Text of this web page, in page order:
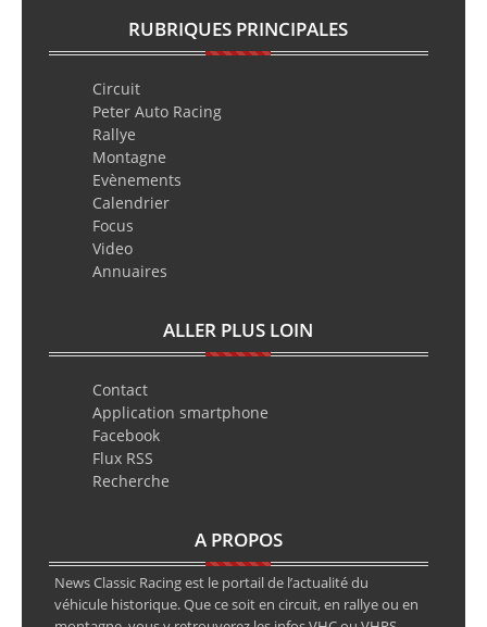
RUBRIQUES PRINCIPALES
Circuit
Peter Auto Racing
Rallye
Montagne
Evènements
Calendrier
Focus
Video
Annuaires
ALLER PLUS LOIN
Contact
Application smartphone
Facebook
Flux RSS
Recherche
A PROPOS
News Classic Racing est le portail de l’actualité du
véhicule historique. Que ce soit en circuit, en rallye ou en